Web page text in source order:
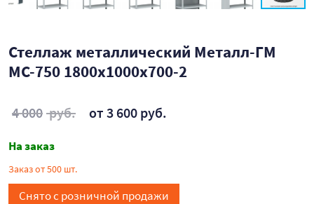
Стеллаж металлический Металл-ГМ
МС-750 1800x1000x700-2
4 000 руб. от 3 600 руб.
На заказ
Заказ от 500 шт.
Снято с розничной продажи